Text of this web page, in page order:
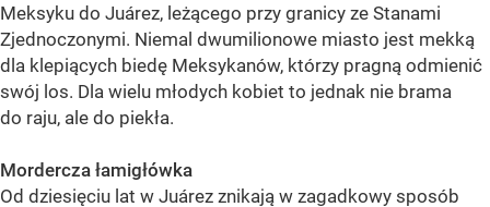
Meksyku do Juárez, leżącego przy granicy ze Stanami
Zjednoczonymi. Niemal dwumilionowe miasto jest mekką
dla klepiących biedę Meksykanów, którzy pragną odmienić
swój los. Dla wielu młodych kobiet to jednak nie brama
do raju, ale do piekła.
Mordercza łamigłówka
Od dziesięciu lat w Juárez znikają w zagadkowy sposób